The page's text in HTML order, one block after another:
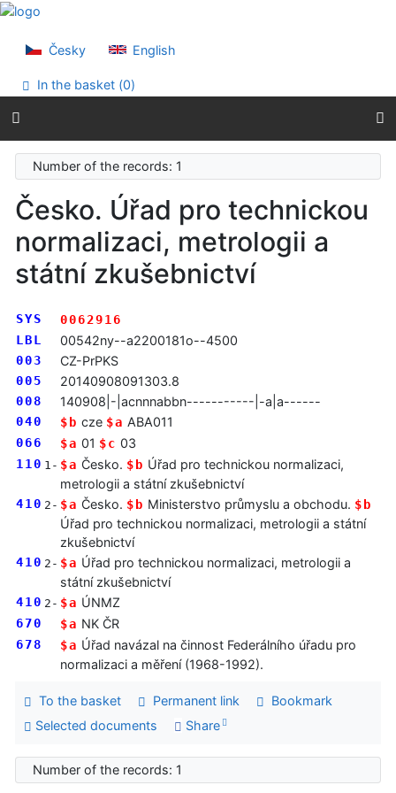
Go to content
Accessibility declaration
Česky English
In the basket (0)
Number of the records: 1
Česko. Úřad pro technickou
normalizaci, metrologii a
státní zkušebnictví
SYS
0062916
LBL
00542ny--a2200181o--4500
003 CZ-PrPKS
005 20140908091303.8
008 140908|-|acnnnabbn-----------|-a|a------
040 $b cze $a ABA011
066 $a 01 $c 03
110 1- $a Česko. $b Úřad pro technickou normalizaci,
metrologii a státní zkušebnictví
410 2- $a Česko. $b Ministerstvo průmyslu a obchodu. $b
Úřad pro technickou normalizaci, metrologii a státní
zkušebnictví
410 2- $a Úřad pro technickou normalizaci, metrologii a
státní zkušebnictví
410 2- $a ÚNMZ
670 $a NK ČR
678 $a Úřad navázal na činnost Federálního úřadu pro
normalizaci a měření (1968-1992).
To the basket Permanent link
Bookmark
Selected documents
Share
Number of the records: 1